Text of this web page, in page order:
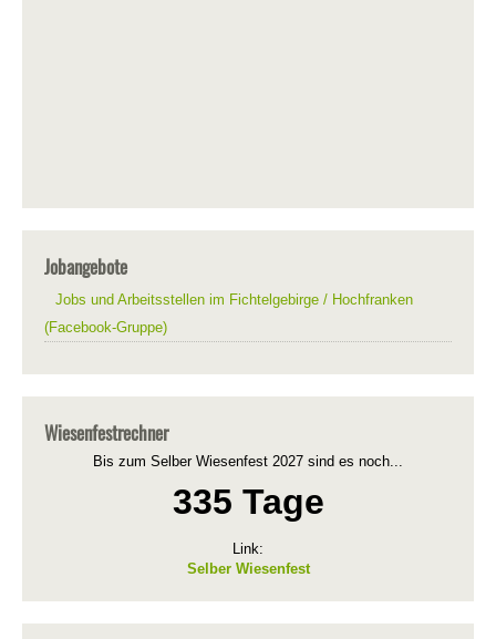
Jobangebote
Jobs und Arbeitsstellen im Fichtelgebirge / Hochfranken
(Facebook-Gruppe)
Wiesenfestrechner
Bis zum Selber Wiesenfest 2027 sind es noch...
335 Tage
Link:
Selber Wiesenfest